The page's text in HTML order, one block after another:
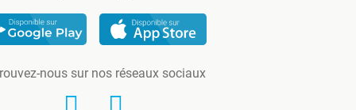
nous sur nos réseaux sociaux